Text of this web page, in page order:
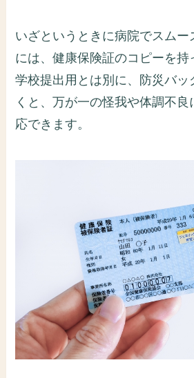
いざというときに病院でスムー
には、健康保険証のコピーを持
学校提出用とは別に、防災バッ
くと、万が一の怪我や体調不
応できます。